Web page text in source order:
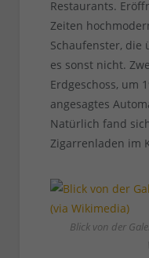
Restaurants.
Zeiten
Schaufenster, die
es sonst nicht.
Erdgeschoss, um
angesagtes
Natürlich fand
Zigarrenladen im
Blick von der